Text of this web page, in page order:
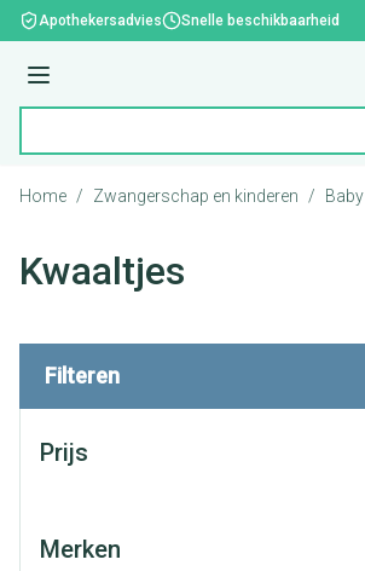
Ga naar de inhoud
Apothekersadvies Snelle beschikbaarheid
Menu
Home / Zwangerschap en kinderen / Baby
Kwaaltjes
Filteren
Prijs
Merken